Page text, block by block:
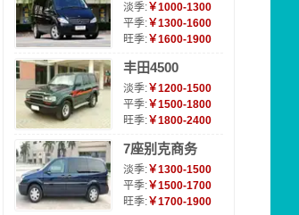
淡季:￥1000-1300
平季:￥1300-1600
旺季:￥1600-1900
丰田4500
淡季:￥1200-1500
平季:￥1500-1800
旺季:￥1800-2400
7座别克商务
淡季:￥1300-1500
平季:￥1500-1700
旺季:￥1700-1900